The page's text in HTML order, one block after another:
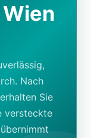
Nach
Sie
versteckte